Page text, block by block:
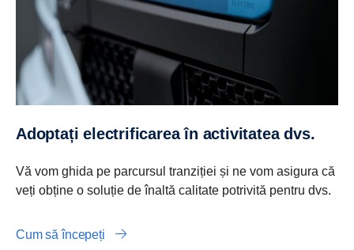
Adoptați electrificarea în activitatea dvs.
Vă vom ghida pe parcursul tranziției și ne vom asigura că
veți obține o soluție de înaltă calitate potrivită pentru dvs.
Cum să începeți